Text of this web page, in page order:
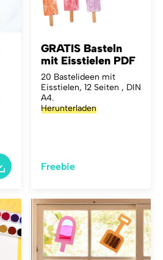
GRATIS Basteln
mit Eisstielen PDF
20 Bastelideen mit
Eisstielen, 12 Seiten , DIN
A4.
Herunterladen
Freebie